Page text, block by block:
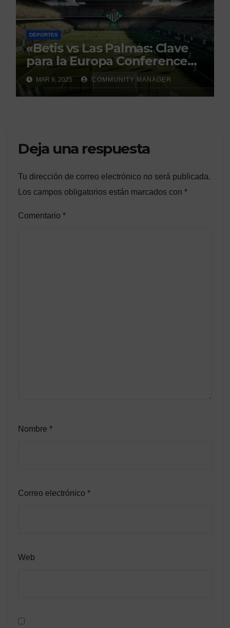
DEPORTES
«Betis vs Las Palmas: Clave
para la Europa Conference
League»
MAR 9, 2025 COMMUNITY MANAGER
Deja una respuesta
Tu dirección de correo electrónico no será publicada.
Los campos obligatorios están marcados con *
Comentario *
Nombre *
Correo electrónico *
Web